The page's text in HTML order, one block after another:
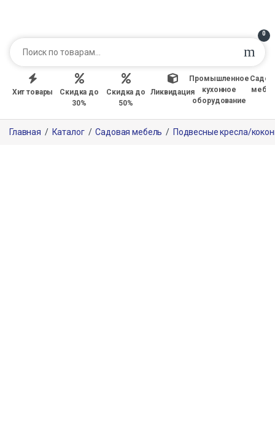
0
Хит товары
Скидка до
30%
Скидка до
50%
Ликвидация
Промышленное
кухонное
оборудование
Главная / Каталог / Садовая мебель / Подвесные кресла/